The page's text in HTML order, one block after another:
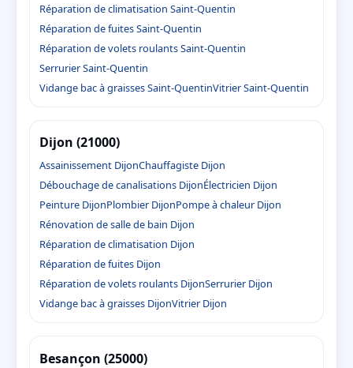
Réparation de climatisation Saint-Quentin
Réparation de fuites Saint-Quentin
Réparation de volets roulants Saint-Quentin
Serrurier Saint-Quentin
Vidange bac à graisses Saint-QuentinVitrier Saint-Quentin
Dijon (21000)
Assainissement DijonChauffagiste Dijon
Débouchage de canalisations DijonÉlectricien Dijon
Peinture DijonPlombier DijonPompe à chaleur Dijon
Rénovation de salle de bain Dijon
Réparation de climatisation Dijon
Réparation de fuites Dijon
Réparation de volets roulants DijonSerrurier Dijon
Vidange bac à graisses DijonVitrier Dijon
Besançon (25000)